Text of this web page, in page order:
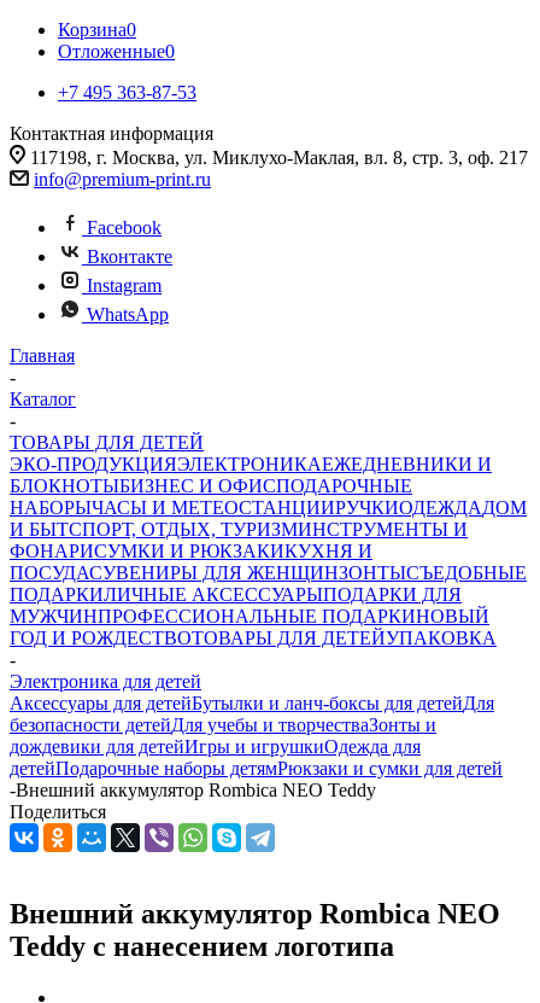
Корзина0
Отложенные0
+7 495 363-87-53
Контактная информация
117198, г. Москва, ул. Миклухо-Маклая, вл. 8, стр. 3, оф. 217
info@premium-print.ru
Facebook
Вконтакте
Instagram
WhatsApp
Главная
-
Каталог
-
ТОВАРЫ ДЛЯ ДЕТЕЙ
ЭКО-ПРОДУКЦИЯЭЛЕКТРОНИКАЕЖЕДНЕВНИКИ И
БЛОКНОТЫБИЗНЕС И ОФИСПОДАРОЧНЫЕ
НАБОРЫЧАСЫ И МЕТЕОСТАНЦИИРУЧКИОДЕЖДАДОМ
И БЫТСПОРТ, ОТДЫХ, ТУРИЗМИНСТРУМЕНТЫ И
ФОНАРИСУМКИ И РЮКЗАКИКУХНЯ И
ПОСУДАСУВЕНИРЫ ДЛЯ ЖЕНЩИНЗОНТЫСЪЕДОБНЫЕ
ПОДАРКИЛИЧНЫЕ АКСЕССУАРЫПОДАРКИ ДЛЯ
МУЖЧИНПРОФЕССИОНАЛЬНЫЕ ПОДАРКИНОВЫЙ
ГОД И РОЖДЕСТВОТОВАРЫ ДЛЯ ДЕТЕЙУПАКОВКА
-
Электроника для детей
Аксессуары для детейБутылки и ланч-боксы для детейДля
безопасности детейДля учебы и творчестваЗонты и
дождевики для детейИгры и игрушкиОдежда для
детейПодарочные наборы детямРюкзаки и сумки для детей
-Внешний аккумулятор Rombica NEO Teddy
Поделиться
Внешний аккумулятор Rombica NEO
Teddy с нанесением логотипа